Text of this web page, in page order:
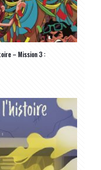
– Mission 3 :